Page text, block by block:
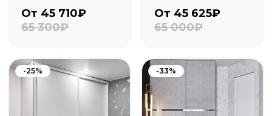
От 45 710₽
65 300₽
От 45 625₽
65 000₽
-25% -33%